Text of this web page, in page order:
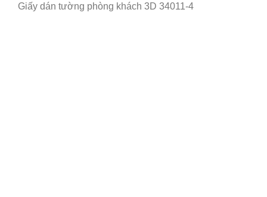
Giấy dán tường phòng khách 3D 34011-4